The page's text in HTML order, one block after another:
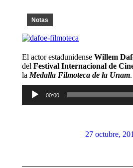
Notas
El actor estadunidense Willem
del Festival Internacional de
la Medalla Filmoteca de la Unam.
Reproductor
audio
00:00
27 octubre,